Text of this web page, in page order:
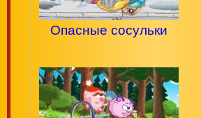
Опасные сосульки